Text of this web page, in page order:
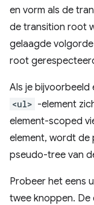
en vorm als de
de transition root
gelaagde
root
Als je
<ul> -element
element-scoped
element, wordt
pseudo-tree van
Probeer het eens
twee knoppen.